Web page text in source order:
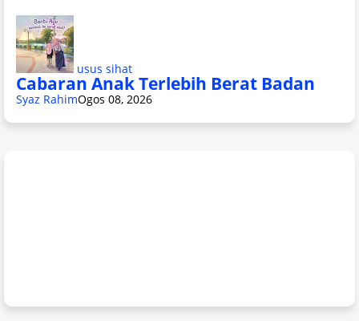
usus sihat
Cabaran Anak Terlebih Berat Badan
Syaz RahimOgos 08, 2026